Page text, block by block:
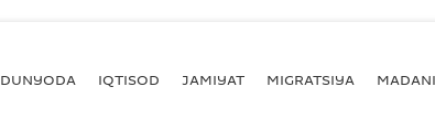
DUNYODA IQTISOD JAMIYAT MIGRATSIYA